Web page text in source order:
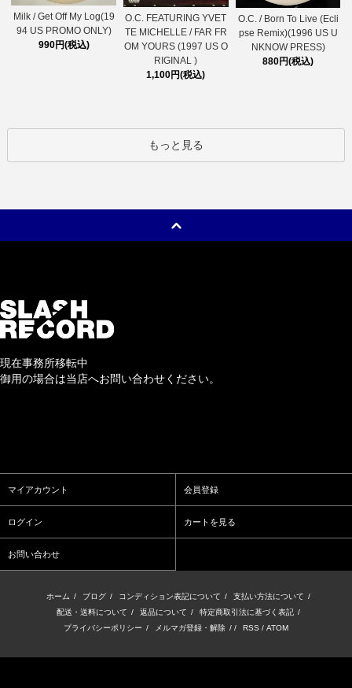
Milk / Get Off My Log(19
94 US PROMO ONLY)
990円(税込)
O.C. FEATURING YVET
TE MICHELLE / FAR FR
OM YOURS (1997 US O
RIGINAL )
1,100円(税込)
O.C. / Born To Live (Ecli
pse Remix)(1996 US U
NKNOW PRESS)
880円(税込)
もっと見る
現在事務所移転中
御用の場合は当店へお問い合わせください。
マイアカウント 会員登録
ログイン カートを見る
お問い合わせ
ホーム / ブログ / コンディション表記について / 支払い方法について /
配送・送料について / 返品について / 特定商取引法に基づく表記 /
プライバシーポリシー / メルマガ登録・解除 / / RSS / ATOM